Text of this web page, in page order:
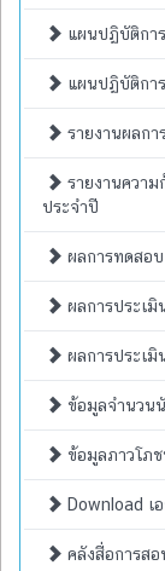
แผนปฏิบัติกา
แผนปฏิบัติกา
รายงานผลก
รายงานควา
ประจำปี
ผลการทดสอ
ผลการประเ
ผลการประเมิ
ข้อมูลจำนวน
ข้อมูลภาวโภ
Download เ
คลังสื่อการสอ